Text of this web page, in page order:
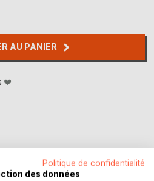
AU PANIER
Politique de confidentialité
des données